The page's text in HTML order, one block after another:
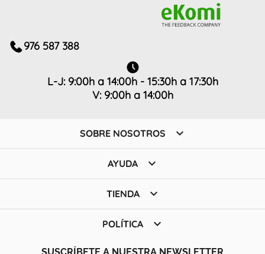
976 587 388
L-J: 9:00h a 14:00h - 15:30h a 17:30h
V: 9:00h a 14:00h
SOBRE NOSOTROS 
AYUDA 
TIENDA 
POLÍTICA 
SUSCRÍBETE A NUESTRA NEWSLETTER